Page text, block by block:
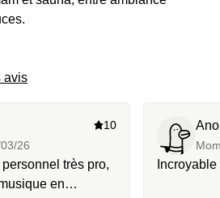
avis
26
10
très pro,
en
Incroyable